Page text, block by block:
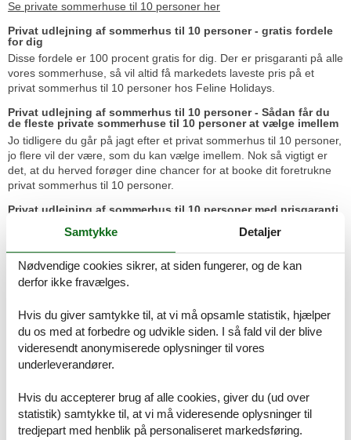
Se private sommerhuse til 10 personer her
Privat udlejning af sommerhus til 10 personer - gratis fordele
for dig
Disse fordele er 100 procent gratis for dig. Der er prisgaranti på alle
vores sommerhuse, så vil altid få markedets laveste pris på et
privat sommerhus til 10 personer hos Feline Holidays.
Privat udlejning af sommerhus til 10 personer - Sådan får du
de fleste private sommerhuse til 10 personer at vælge imellem
Jo tidligere du går på jagt efter et privat sommerhus til 10 personer,
jo flere vil der være, som du kan vælge imellem. Nok så vigtigt er
det, at du herved forøger dine chancer for at booke dit foretrukne
privat sommerhus til 10 personer.
Privat udlejning af sommerhus til 10 personer med prisgaranti
Når du vælger at leje et privat sommerhus til 10 personer hos
Feline, vil du selvfølgelig være dækket af vores prisgaranti. Det
betyder kort og godt at vi står inde for, at der ikke er én eneste af
vores konkurrenter, som udlejer dit foretrukne privat sommerhus til
10 personer til en pris, som er lavere end vores.
Skulle der en sjælden gang ske en fejl i vores kontrol af
konkurrenternes pris, udbetaler vi dig hele prisforskellen. Summen
overføres direkte til din konto.
Se private sommerhuse til 10 personer her
Privat udlejning af sommerhus til 10 personer - vi hjælper
gerne
Hvis du har spørgsmål eller særlige ønsker i forbindelse med din
søgning efter et privat sommerhus til 10 personer, så kontakt os
Samtykke Detaljer
Nødvendige cookies sikrer, at siden fungerer, og de kan
derfor ikke fravælges.
Hvis du giver samtykke til, at vi må opsamle statistik, hjælper
du os med at forbedre og udvikle siden. I så fald vil der blive
videresendt anonymiserede oplysninger til vores
underleverandører.
Hvis du accepterer brug af alle cookies, giver du (ud over
statistik) samtykke til, at vi må videresende oplysninger til
tredjepart med henblik på personaliseret markedsføring.